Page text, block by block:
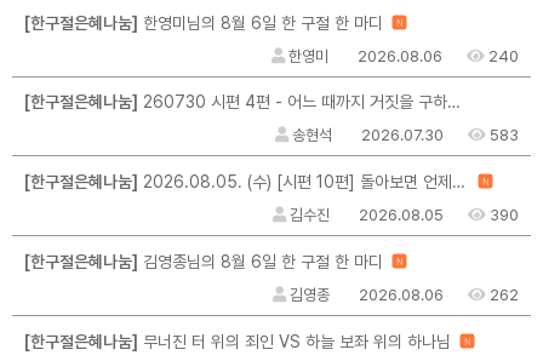
[한구절은혜나눔] 한영미님의 8월 6일 한 구절 한 마디 N
한영미 2026.08.06 240
[한구절은혜나눔] 260730 시편 4편 - 어느 때까지 거짓을 구하려는가
송현석 2026.07.30 583
[한구절은혜나눔] 2026.08.05. (수) [시편 10편] 돌아보면 언제나 은혜 N
김수진 2026.08.05 390
[한구절은혜나눔] 김영종님의 8월 6일 한 구절 한 마디 N
김영종 2026.08.06 262
[한구절은혜나눔] 무너진 터 위의 죄인 VS 하늘 보좌 위의 하나님 N